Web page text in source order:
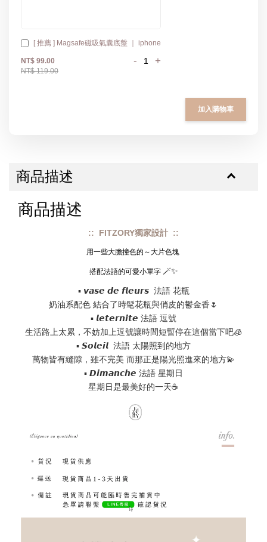
[ 推薦 ] Magsafe磁吸氣囊底盤 ｜ iphone
NT$ 99.00
NT$ 119.00
- +
加入購物車
商品描述
商品描述
:: FITZORY獨家設計 ::
用一些大膽撞色的～大片色塊
搭配法語的可愛小單字 🪄✨
▪ 𝙫𝙖𝙨𝙚 𝙙𝙚 𝙛𝙡𝙚𝙪𝙧𝙨 法語 花瓶
奶油系配色 結合了時髦花瓶與俏皮的鬱金香🌷
▪ 𝙡𝙚𝙩𝙚𝙧𝙣𝙞𝙩𝙚 法語 逗號
生活路上太累，不妨加上逗號讓時間短暫停在這個當下吧🧊
▪ 𝙎𝙤𝙡𝙚𝙞𝙡 法語 太陽照到的地方
萬物皆有縫隙，雖不完美 而那正是陽光照進來的地方💫
▪ 𝘿𝙞𝙢𝙖𝙣𝙘𝙝𝙚 法語 星期日
星期日是最美好的一天☕️